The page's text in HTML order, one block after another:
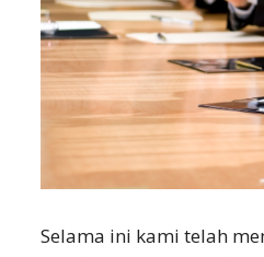
Selama ini kami telah